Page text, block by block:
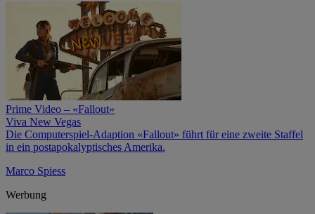
Prime Video – «Fallout»
Viva New Vegas
Die Computerspiel-Adaption «Fallout» führt für eine zweite Staffel
in ein postapokalyptisches Amerika.
Marco Spiess
Werbung